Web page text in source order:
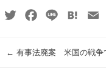
TwitterFacebook
Line
← 有事法廃案 米国の戦争